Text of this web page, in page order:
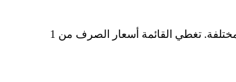
في الجدول أعلاه، ستجد مخططًا شاملًا لبيانات التحويل من CAD إلى SPCXON، يُظهر علاقة القيمة بين CAD وSPCXON عند مبالغ تحويل شائعة مختلفة. تغطي القائمة أسعار الصرف من 1